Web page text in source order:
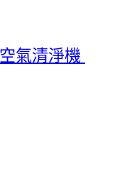
氣清淨機